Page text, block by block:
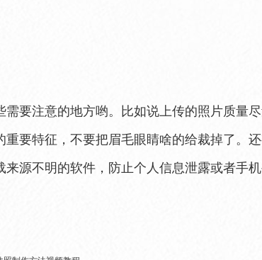
需要注意的地方哟。比如说上传的照片质量
重要特征，不要把眉毛眼睛啥的给裁掉了。
源不明的软件，防止个人信息泄露或者手机